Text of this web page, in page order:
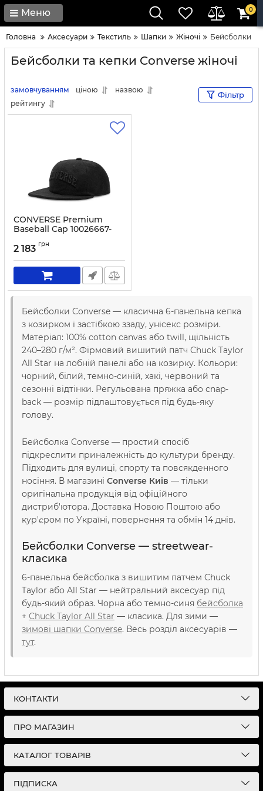
Меню 0
Головна Аксесуари Текстиль Шапки Жіночі Бейсболки
Бейсболки та кепки Converse жіночі
замовчуванням ціною
назвою
рейтингу
Фільтр
CONVERSE Premium
Baseball Cap 10026667-
Артикул:
2 183 грн
Бейсболки Converse — класична 6-панельна кепка
з козирком і застібкою ззаду, уніcекс розміри.
Матеріал: 100% cotton canvas або twill, щільність
240–280 г/м². Фірмовий вишитий патч Chuck Taylor
All Star на лобній панелі або на козирку. Кольори:
чорний, білий, темно-синій, хакі, червоний та
сезонні відтінки. Регульована пряжка або сnap-
back — розмір підлаштовується під будь-яку
голову.
Бейсболка Converse — простий спосіб
підкреслити приналежність до культури бренду.
Підходить для вулиці, спорту та повсякденного
носіння. В магазині Converse Київ — тільки
оригінальна продукція від офіційного
дистриб'ютора. Доставка Новою Поштою або
кур'єром по Україні, повернення та обмін 14 днів.
Бейсболки Converse — streetwear-
класика
6-панельна бейсболка з вишитим патчем Chuck
Taylor або All Star — нейтральний аксесуар під
будь-який образ. Чорна або темно-синя бейсболка
+ Chuck Taylor All Star — класика. Для зими —
зимові шапки Converse. Весь розділ аксесуарів —
тут.
КОНТАКТИ
ПРО МАГАЗИН
КАТАЛОГ ТОВАРІВ
ПІДПИСКА